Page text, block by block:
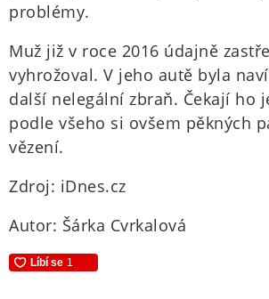
problémy.
Muž již v roce 2016 údajně
vyhrožoval. V jeho autě byla
další nelegální zbraň. Čekají ho
podle všeho si ovšem pěkných
vězení.
Zdroj: iDnes.cz
Autor: Šárka Cvrkalová